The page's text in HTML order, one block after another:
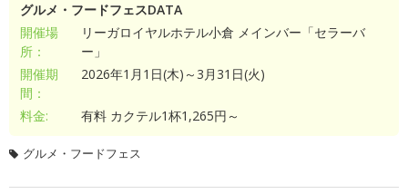
グルメ・フードフェスDATA
開催場
所：
リーガロイヤルホテル小倉 メインバー「セラーバ
ー」
開催期
間：
2026年1月1日(木)～3月31日(火)
料金: 有料 カクテル1杯1,265円～
グルメ・フードフェス